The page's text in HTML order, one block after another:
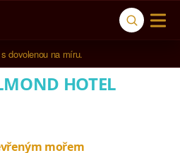
dovolenou na míru.
HOTEL
mořem